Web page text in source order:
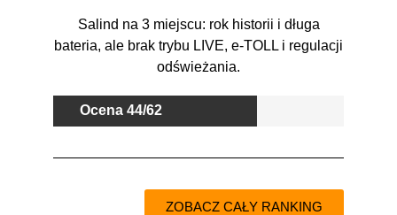
Salind na 3 miejscu: rok historii i długa
bateria, ale brak trybu LIVE, e-TOLL i regulacji
odświeżania.
Ocena 44/62
ZOBACZ CAŁY RANKING